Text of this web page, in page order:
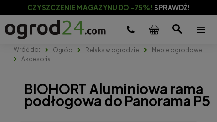
CZYSZCZENIE MAGAZYNU DO -75%! SPRAWDŹ!
Ogród Relaks w ogrodzie
Meble ogrodowe
Akcesoria
BIOHORT Aluminiowa rama
podłogowa do Panorama P5